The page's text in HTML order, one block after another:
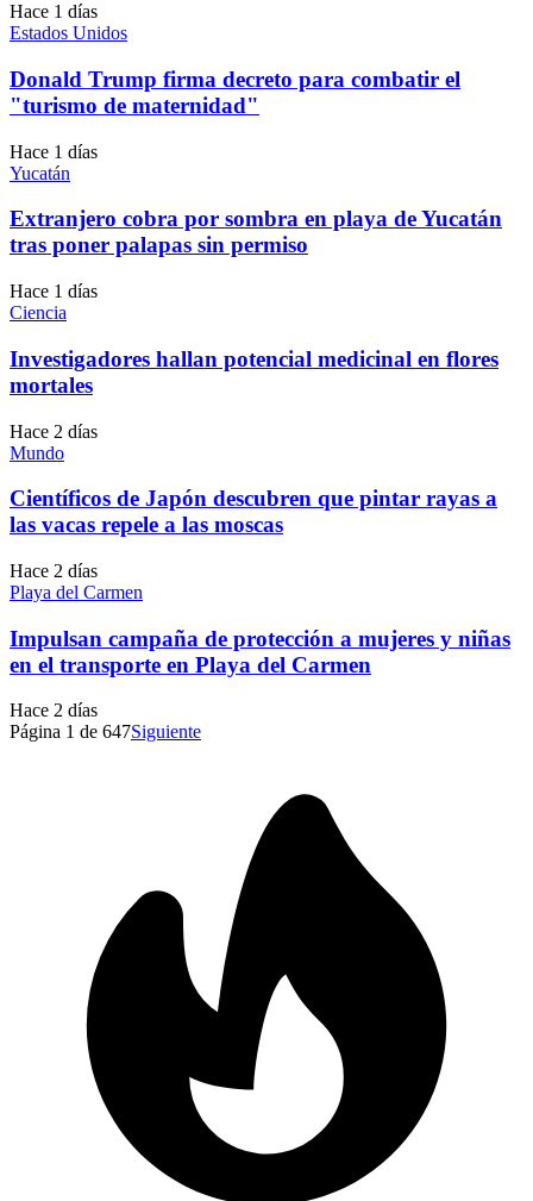
Hace 1 días
Estados Unidos
Donald Trump firma decreto para combatir el
"turismo de maternidad"
Hace 1 días
Yucatán
Extranjero cobra por sombra en playa de Yucatán
tras poner palapas sin permiso
Hace 1 días
Ciencia
Investigadores hallan potencial medicinal en flores
mortales
Hace 2 días
Mundo
Científicos de Japón descubren que pintar rayas a
las vacas repele a las moscas
Hace 2 días
Playa del Carmen
Impulsan campaña de protección a mujeres y niñas
en el transporte en Playa del Carmen
Hace 2 días
Página 1 de 647Siguiente